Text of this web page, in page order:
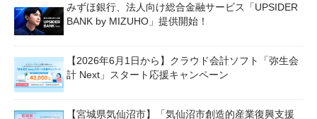
みずほ銀行、法人向け総合金融サービス「UPSIDER
BANK by MIZUHO」提供開始！
【2026年6月1日から】クラウド会計ソフト「弥生会
計 Next」スタート応援キャンペーン
【宮城県気仙沼市】「気仙沼市創造的産業復興支援